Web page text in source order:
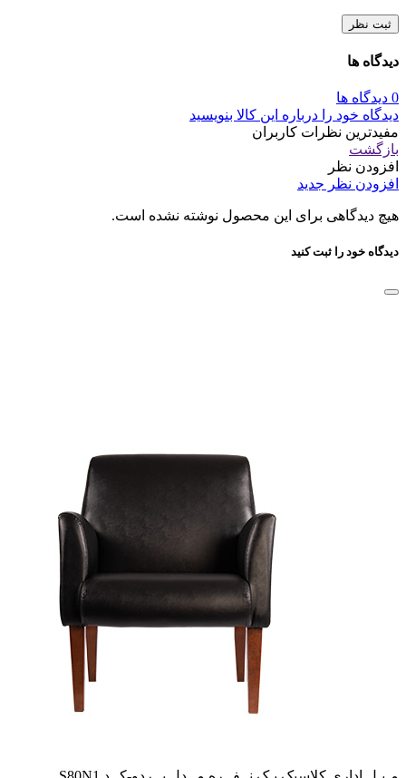
ثبت نظر
دیدگاه ها
0 دیدگاه ها
دیدگاه خود را درباره این کالا بنویسید
مفیدترین نظرات کاربران
بازگشت
افزودن نظر
افزودن نظر جدید
هیچ دیدگاهی برای این محصول نوشته نشده است.
دیدگاه خود را ثبت کنید